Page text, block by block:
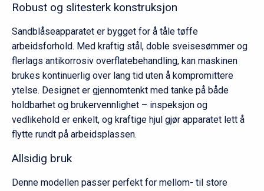
Robust og slitesterk konstruksjon
Sandblåseapparatet er bygget for å tåle tøffe
arbeidsforhold. Med kraftig stål, doble sveisesømmer og
flerlags antikorrosiv overflatebehandling, kan maskinen
brukes kontinuerlig over lang tid uten å kompromittere
ytelse. Designet er gjennomtenkt med tanke på både
holdbarhet og brukervennlighet – inspeksjon og
vedlikehold er enkelt, og kraftige hjul gjør apparatet lett å
flytte rundt på arbeidsplassen.
Allsidig bruk
Denne modellen passer perfekt for mellom- til store